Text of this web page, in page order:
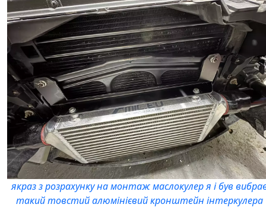
якраз з розрахунку на монтаж маслокулер я і був
такий товстий алюмінієвий кронштейн інтеркулера